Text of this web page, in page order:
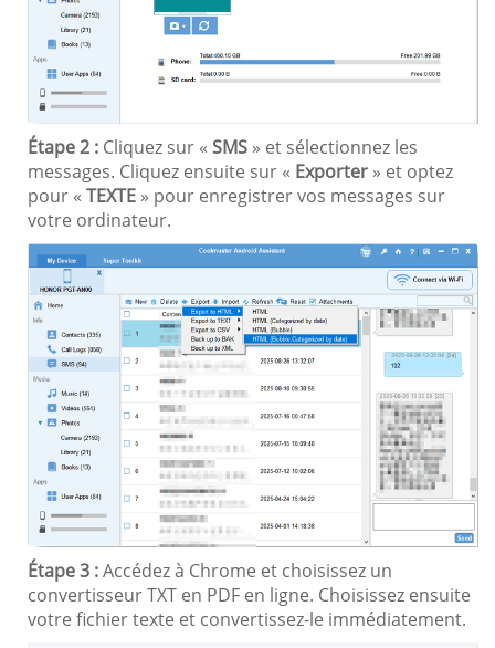
Étape 2 : Cliquez sur « SMS » et sélectionnez les
messages. Cliquez ensuite sur « Exporter » et optez
pour « TEXTE » pour enregistrer vos messages sur
votre ordinateur.
Étape 3 :Accédez à Chrome et choisissez un
convertisseur TXT en PDF en ligne. Choisissez ensuite
votre fichier texte et convertissez-le immédiatement.